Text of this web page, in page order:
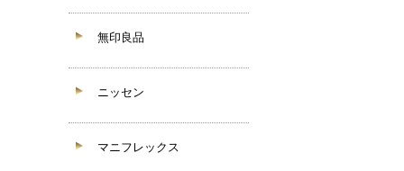
無印良品
ニッセン
マニフレックス